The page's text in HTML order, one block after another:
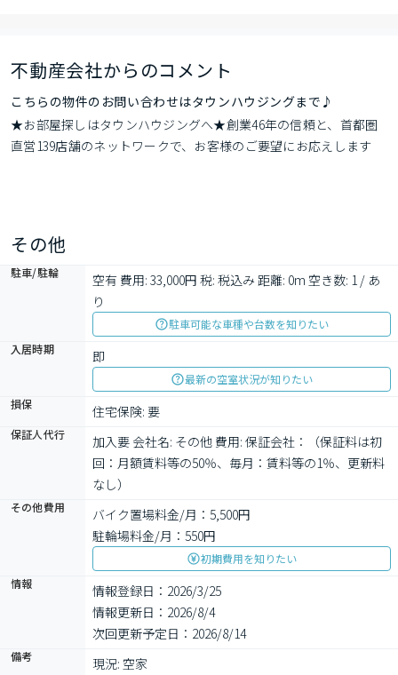
不動産会社からのコメント
こちらの物件のお問い合わせはタウンハウジングまで♪
★お部屋探しはタウンハウジングへ★創業46年の信頼と、首都圏
直営139店舗のネットワークで、お客様のご要望にお応えします
その他
駐車/駐輪
空有 費用: 33,000円 税: 税込み 距離: 0m 空き数: 1 / あ
り
駐車可能な車種や台数を知りたい
入居時期
即
最新の空室状況が知りたい
損保
住宅保険: 要
保証人代行
加入要 会社名: その他 費用: 保証会社：（保証料は初
回：月額賃料等の50％、毎月：賃料等の1％、更新料
なし）
その他費用
バイク置場料金/月：5,500円
駐輪場料金/月：550円
初期費用を知りたい
情報
情報登録日：2026/3/25
情報更新日：2026/8/4
次回更新予定日：2026/8/14
備考
現況: 空家